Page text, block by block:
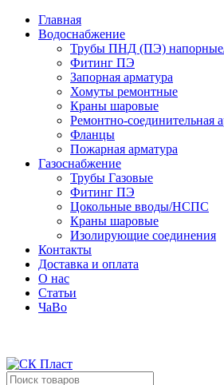
Главная
Водоснабжение
Трубы ПНД (ПЭ) напорные/
Фитинг ПЭ
Запорная арматура
Хомуты ремонтные
Краны шаровые
Ремонтно-соединительная
Фланцы
Пожарная арматура
Газоснабжение
Трубы Газовые
Фитинг ПЭ
Цокольные вводы/НСПС
Краны шаровые
Изолирующие соединения
Контакты
Доставка и оплата
О нас
Статьи
ЧаВо